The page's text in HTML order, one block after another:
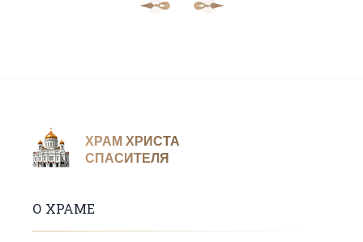
ХРАМ ХРИСТА
СПАСИТЕЛЯ
О ХРАМЕ